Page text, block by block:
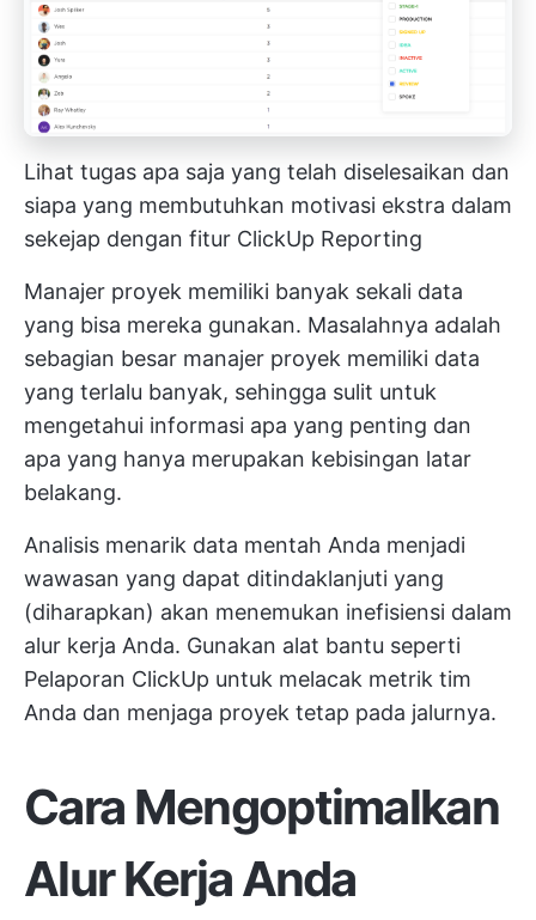
Lihat tugas apa saja yang telah diselesaikan dan
siapa yang membutuhkan motivasi ekstra dalam
sekejap dengan fitur ClickUp Reporting
Manajer proyek memiliki banyak sekali data
yang bisa mereka gunakan. Masalahnya adalah
sebagian besar manajer proyek memiliki data
yang terlalu banyak, sehingga sulit untuk
mengetahui informasi apa yang penting dan
apa yang hanya merupakan kebisingan latar
belakang.
Analisis menarik data mentah Anda menjadi
wawasan yang dapat ditindaklanjuti yang
(diharapkan) akan menemukan inefisiensi dalam
alur kerja Anda. Gunakan alat bantu seperti
Pelaporan ClickUp untuk melacak metrik tim
Anda dan menjaga proyek tetap pada jalurnya.
Cara Mengoptimalkan
Alur Kerja Anda